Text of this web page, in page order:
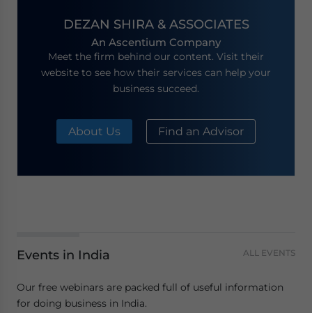
DEZAN SHIRA & ASSOCIATES
An Ascentium Company
Meet the firm behind our content. Visit their
website to see how their services can help your
business succeed.
About Us Find an Advisor
Events in India ALL EVENTS
Our free webinars are packed full of useful information
for doing business in India.